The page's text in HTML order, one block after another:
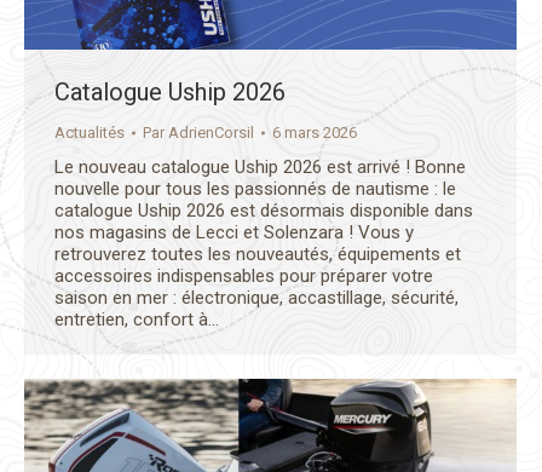
Catalogue Uship 2026
Actualités Par AdrienCorsil 6 mars 2026
Le nouveau catalogue Uship 2026 est arrivé ! Bonne
nouvelle pour tous les passionnés de nautisme : le
catalogue Uship 2026 est désormais disponible dans
nos magasins de Lecci et Solenzara ! Vous y
retrouverez toutes les nouveautés, équipements et
accessoires indispensables pour préparer votre
saison en mer : électronique, accastillage, sécurité,
entretien, confort à…